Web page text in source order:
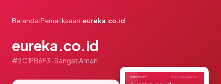
Beranda›Pemeriksaan›eureka.co.id
eureka.co.id
#2C1FB6F3 · Sangat Aman